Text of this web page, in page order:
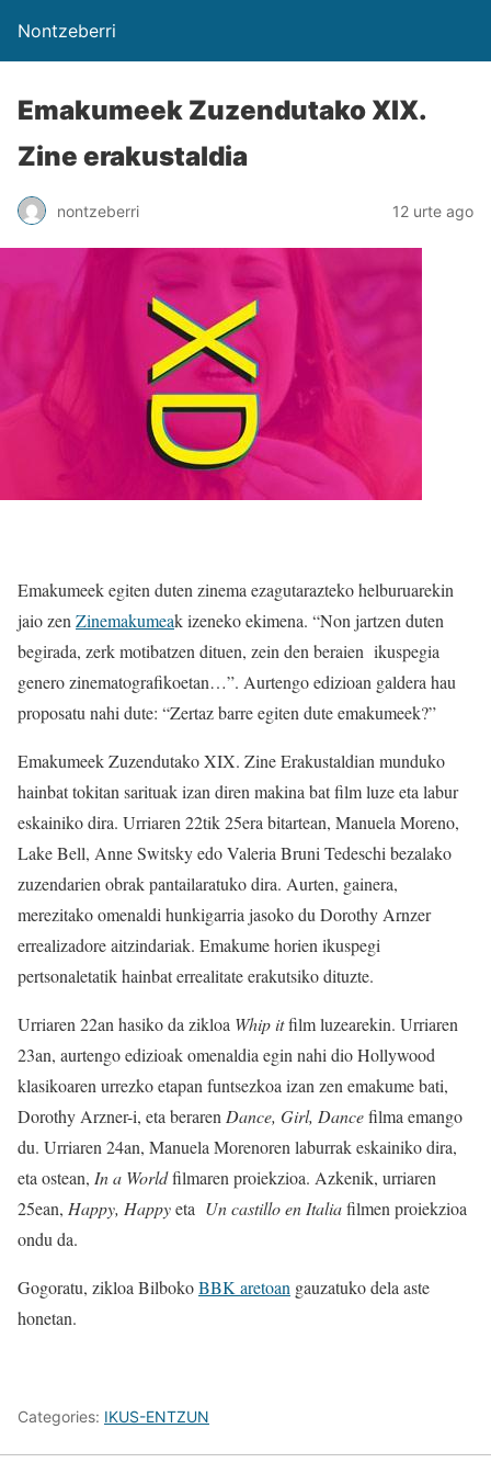
Nontzeberri
Emakumeek Zuzendutako XIX.
Zine erakustaldia
nontzeberri 12 urte ago
Emakumeek egiten duten zinema ezagutarazteko helburuarekin
jaio zen Zinemakumeak izeneko ekimena. “Non jartzen duten
begirada, zerk motibatzen dituen, zein den beraien ikuspegia
genero zinematografikoetan…”. Aurtengo edizioan galdera hau
proposatu nahi dute: “Zertaz barre egiten dute emakumeek?”
Emakumeek Zuzendutako XIX. Zine Erakustaldian munduko
hainbat tokitan sarituak izan diren makina bat film luze eta labur
eskainiko dira. Urriaren 22tik 25era bitartean, Manuela Moreno,
Lake Bell, Anne Switsky edo Valeria Bruni Tedeschi bezalako
zuzendarien obrak pantailaratuko dira. Aurten, gainera,
merezitako omenaldi hunkigarria jasoko du Dorothy Arnzer
errealizadore aitzindariak. Emakume horien ikuspegi
pertsonaletatik hainbat errealitate erakutsiko dituzte.
Urriaren 22an hasiko da zikloa Whip itfilm luzearekin. Urriaren
23an, aurtengo edizioak omenaldia egin nahi dio Hollywood
klasikoaren urrezko etapan funtsezkoa izan zen emakume bati,
Dorothy Arzner-i, eta beraren Dance, Girl, Dancefilma emango
du. Urriaren 24an, Manuela Morenoren laburrak eskainiko dira,
eta ostean, In a Worldfilmaren proiekzioa. Azkenik, urriaren
25ean, Happy, Happyeta Un castillo en Italiafilmen proiekzioa
ondu da.
Gogoratu, zikloa BilbokoBBK aretoan gauzatuko dela aste
honetan.
Categories: IKUS-ENTZUN